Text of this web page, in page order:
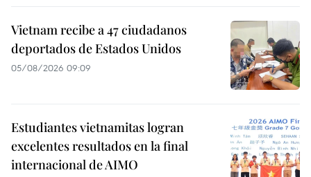
Vietnam recibe a 47 ciudadanos
deportados de Estados Unidos
05/08/2026 09:09
Estudiantes vietnamitas logran
excelentes resultados en la final
internacional de AIMO